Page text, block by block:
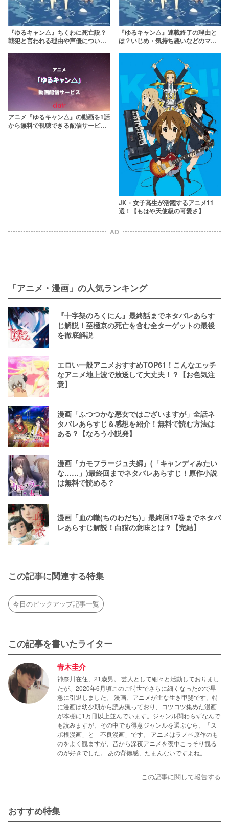
『ゆるキャン△』ちくわに死亡説？
戦犯と言われる理由や声優について
『ゆるキャン△』連載終了の理由と
は？いじめ・気持ち悪いなどのマイ
アニメ『ゆるキャン△』の動画を1話
から無料で視聴できる配信サービス
JK・女子高生が活躍するアニメ11
選！【もはや天使級の可愛さ】
AD
「アニメ・漫画」の人気ランキング
『十字架のろくにん』最終話までネタバレあらす
じ解説！至極京の死亡を含む全ターゲットの最後
を徹底解説
エロい一般アニメおすすめTOP61！こんなエッチ
なアニメ地上波で放送して大丈夫！？【お色気注
意】
漫画「ふつつかな悪女ではございますが」全話ネ
タバレあらすじ＆感想を紹介！無料で読む方法は
ある？【なろう小説発】
漫画『カモフラージュ夫婦』(「キャンディみたい
な……」)最終回までネタバレあらすじ！原作小説
は無料で読める？
漫画「血の轍(ちのわだち)」最終回17巻までネタバ
レあらすじ解説！白猫の意味とは？【完結】
この記事に関連する特集
今日のピックアップ記事一覧
この記事を書いたライター
青木圭介
神奈川在住、21歳男。 芸人として細々と活動しておりまし
たが、2020年6月頃このご時世でさらに細くなったので早
急に引退しました。 漫画、アニメが主な生き甲斐です。特
に漫画は幼少期から読み漁っており、コツコツ集めた漫画
が本棚に1万冊以上並んでいます。ジャンル関わらずなんで
も読みますが、その中でも得意ジャンルを選ぶなら、「ス
ポ根漫画」と「不良漫画」です。 アニメはラノベ原作のも
のをよく観ますが、昔から深夜アニメを夜中こっそり観る
のが好きでした。 あの背徳感、たまんないですよね。
この記事に関して報告する
おすすめ特集